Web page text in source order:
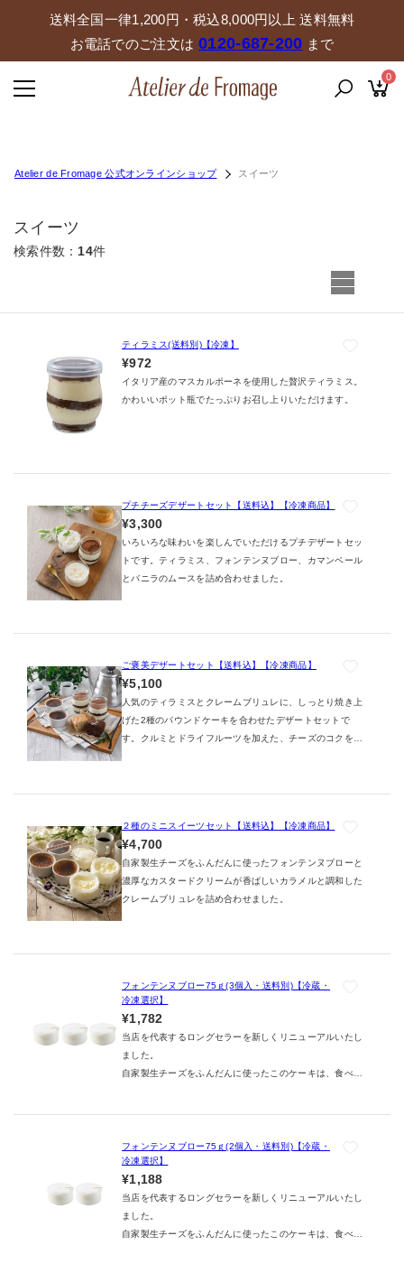
送料全国一律1,200円・税込8,000円以上 送料無料
お電話でのご注文は 0120-687-200 まで
0
Atelier de Fromage 公式オンラインショップ スイーツ
スイーツ
検索件数 14件
ティラミス(送料別)【冷凍】
¥972
イタリア産のマスカルポーネを使用した贅沢ティラミス。
かわいいポット瓶でたっぷりお召し上りいただけます。
プチチーズデザートセット【送料込】【冷凍商品】
¥3,300
いろいろな味わいを楽しんでいただけるプチデザートセッ
トです。ティラミス、フォンテンヌブロー、カマンベール
とバニラのムースを詰め合わせました。
ご褒美デザートセット【送料込】【冷凍商品】
¥5,100
人気のティラミスとクレームブリュレに、しっとり焼き上
げた2種のパウンドケーキを合わせたデザートセットで
す。クルミとドライフルーツを加えた、チーズのコクを楽
す。
２種のミニスイーツセット【送料込】【冷凍商品】
¥4,700
自家製生チーズをふんだんに使ったフォンテンヌブローと
濃厚なカスタードクリームが香ばしいカラメルと調和した
クレームブリュレを詰め合わせました。
フォンテンヌブロー75ｇ(3個入・送料別)【冷蔵・
冷凍選択】
¥1,782
当店を代表するロングセラーを新しくリニューアルいたし
ました。
自家製生チーズをふんだんに使ったこのケーキは、食べる
なお、容量が少し変更になっておりますが、成分内容は変
わっておりません。
フォンテンヌブロー75ｇ(2個入・送料別)【冷蔵・
冷凍選択】
¥1,188
当店を代表するロングセラーを新しくリニューアルいたし
ました。
自家製生チーズをふんだんに使ったこのケーキは、食べる